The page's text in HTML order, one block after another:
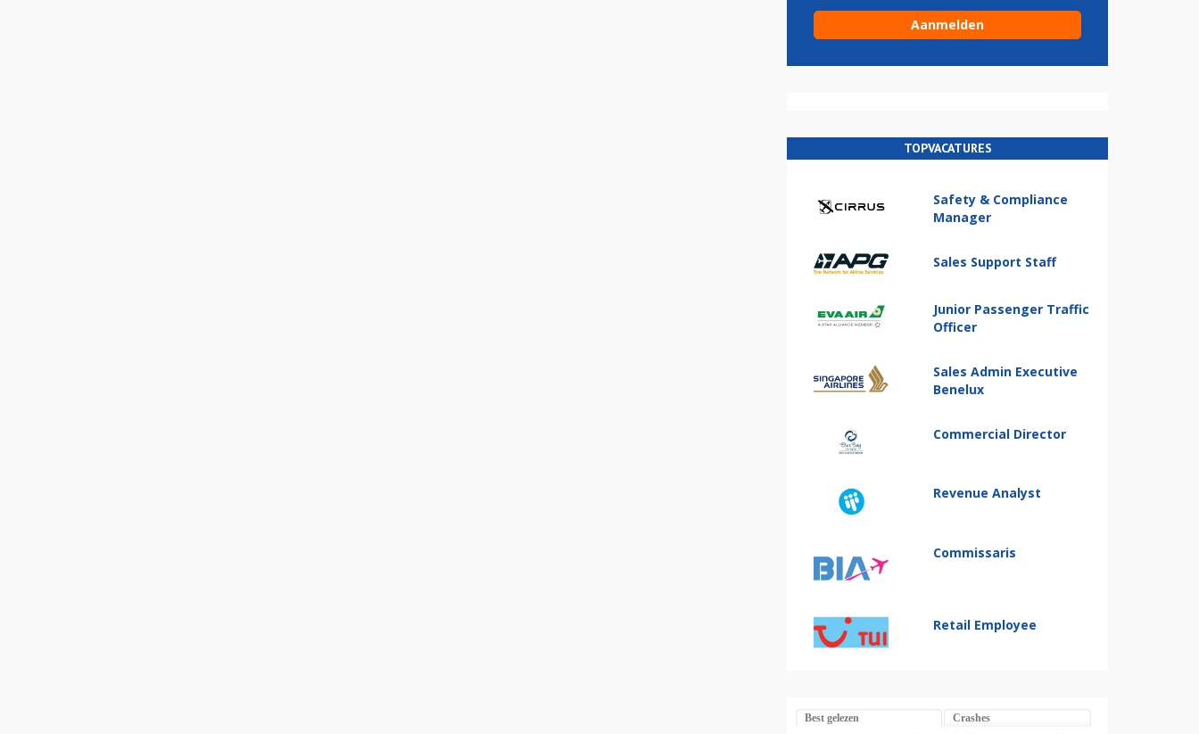
TOPVACATURES
Safety & Compliance
Manager
Sales Support Staff
Junior Passenger Traffic
Officer
Sales Admin Executive
Benelux
Commercial Director
Revenue Analyst
Commissaris
Retail Employee
Best gelezen Crashes